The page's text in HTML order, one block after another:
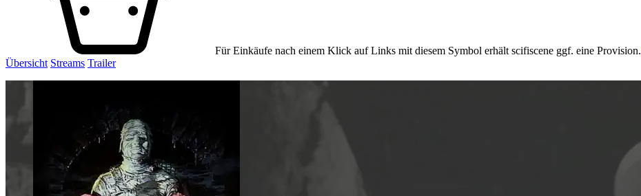
Für Einkäufe nach einem Klick auf Links mit diesem Symbol erhält scifiscene ggf. eine Provision.
Übersicht Streams Trailer